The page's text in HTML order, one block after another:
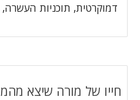
דמוקרטית, תוכניות העשרה,
חייו של מורה שיצא